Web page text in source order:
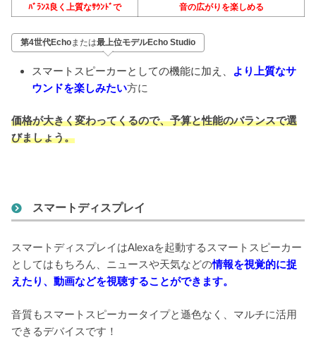
ﾊﾞﾗﾝｽ良く上質なｻｳﾝﾄﾞで
音の広がりを楽しめる
第4世代Echoまたは最上位モデルEcho Studio
スマートスピーカーとしての機能に加え、
より上質なサ
ウンドを楽しみたい方に
価格が大きく変わってくるので、予算と性能のバランスで選
びましょう。
スマートディスプレイ
スマートディスプレイはAlexaを起動するスマートスピーカー
としてはもちろん、ニュースや天気などの情報を視覚的に捉
えたり、動画などを視聴することができます。
音質もスマートスピーカータイプと遜色なく、マルチに活用
できるデバイスです！